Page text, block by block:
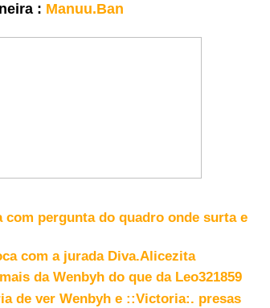
: Manuu.Ban
com pergunta do quadro onde surta e
com a jurada Diva.Alicezita
da Wenbyh do que da Leo321859
de ver Wenbyh e ::Victoria:. presas